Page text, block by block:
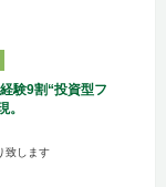
験9割“投資型フ
。
致します